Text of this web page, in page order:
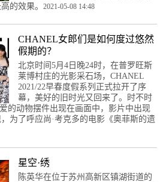
的效果。 2021-05-08 14:48
CHANEL女郎们是如何度过悠然
假期的？
北京时间5月4日晚24时，在普罗旺斯
莱博村庄的光影采石场，CHANEL
2021/22早春度假系列正式拉开了序
幕，美好的旧时光又回来了。时不时
的动物摆件出现在画面中，影片中出现
为了呼应尚·考克多的电影《奥菲斯的遗
星空·绣
陈英华在位于苏州高新区镇湖街道的